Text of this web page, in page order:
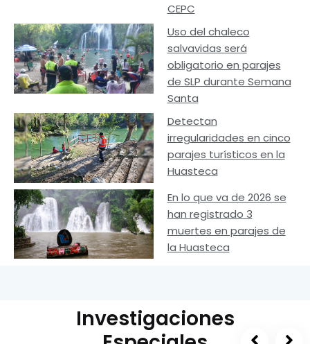
CEPC
Uso del chaleco
salvavidas será
obligatorio en parajes
de SLP durante Semana
Santa
Detectan
irregularidades en cinco
parajes turísticos en la
Huasteca
En lo que va de 2026 se
han registrado 3
muertes en parajes de
la Huasteca
Investigaciones